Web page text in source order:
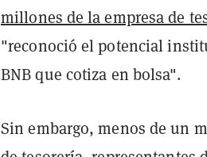
millones de la empresa de
"reconoció el potencial
BNB que cotiza en bolsa".
Sin embargo, menos de un